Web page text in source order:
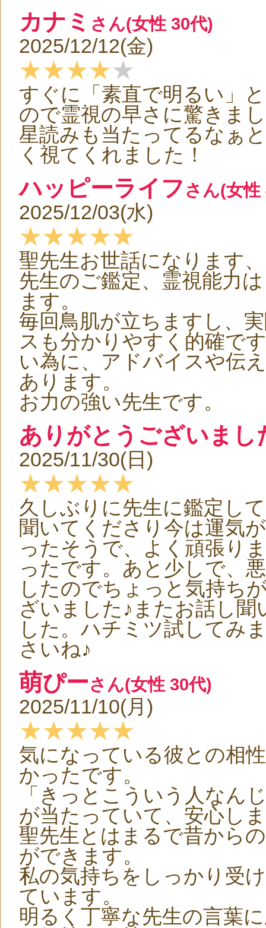
カナミ さん(女性 30代)
2025/12/12(金)
★★★★★
すぐに「素直で明るい」
ので霊視の早さに驚きま
星読みも当たってるなぁ
く視てくれました！
ハッピーライフ さん(女性
2025/12/03(水)
★★★★★
聖先生お世話になります
先生のご鑑定、霊視能力
ます。
毎回鳥肌が立ちますし、
スも分かりやすく的確で
い為に、アドバイスや伝
あります。
お力の強い先生です。
ありがとうございまし
2025/11/30(日)
★★★★★
久しぶりに先生に鑑定し
聞いてくださり今は運気
ったそうで、よく頑張り
ったです。あと少しで、
したのでちょっと気持ち
ざいました♪またお話し
した。ハチミツ試してみ
さいね♪
萌ぴーさん(女性 30代)
2025/11/10(月)
★★★★★
気になっている彼との相
かったです。
「きっとこういう人なん
が当たっていて、安心し
聖先生とはまるで昔から
ができます。
私の気持ちをしっかり受
ています。
明るく丁寧な先生の言葉